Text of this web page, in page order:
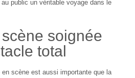
public un véritable voyage dans le
soignée
total
scène est aussi importante que la